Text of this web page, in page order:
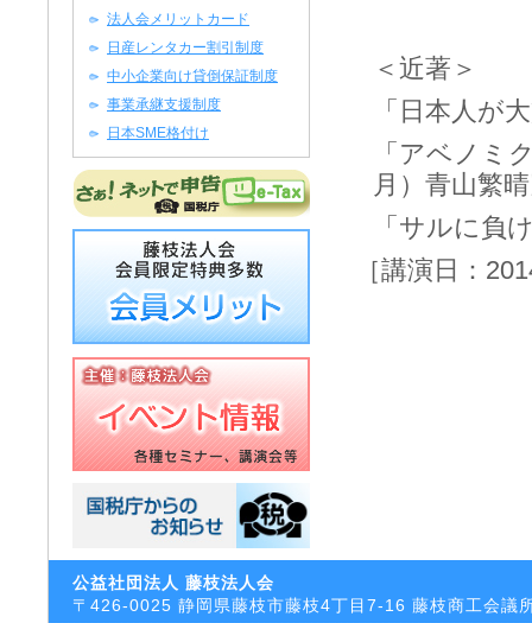
法人会メリットカード
日産レンタカー割引制度
中小企業向け貸倒保証制度
事業承継支援制度
日本SME格付け
＜近著＞
「日本人が
「アベノミ
月）青山繁
「サルに負
［講演日：
公益社団法人 藤枝法人会
〒426-0025 静岡県藤枝市藤枝4丁目7-16 藤枝商工